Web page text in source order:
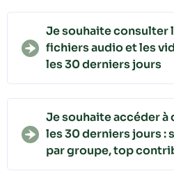
Je souhaite consulter
fichiers audio et les
les 30 derniers jours
Je souhaite accéder
les 30 derniers jours :
par groupe, top